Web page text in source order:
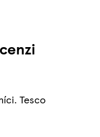
Tesco